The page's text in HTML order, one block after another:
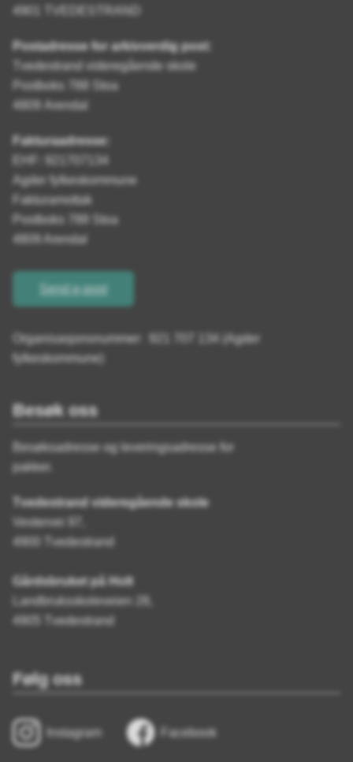
4901 TVEDESTRAND
Postadresse for arkivverdig post:
Tvedestrand videregående skole
Postboks 788 Stoa
4809 Arendal
Fakturaadresse:
EHF: 921707134
Agder fylkeskommune
Fakturamottak
Postboks 788 Stoa
4809 Arendal
Send e-post
Organisasjonsnummer: 921 707 134 (Agder
fylkeskommune)
Besøk oss
Besøksadresse og leveringsadresse for
pakker.
Tvedestrand videregående skole
Vestervei 97,
4900 Tvedestrand
Gårdsbruket på Holt
Landbruksskoleveien 28,
4905 Tvedestrand
Følg oss
Instagram Facebook